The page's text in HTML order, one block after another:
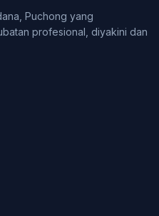
Puchong yang
profesional, diyakini dan